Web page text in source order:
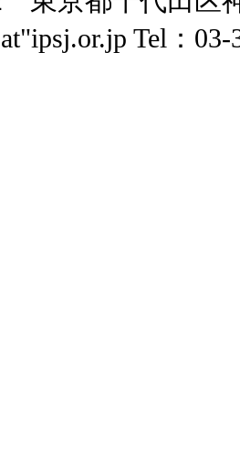
Tel：